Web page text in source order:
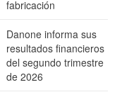
fabricación
Danone informa sus
resultados financieros
del segundo trimestre
de 2026